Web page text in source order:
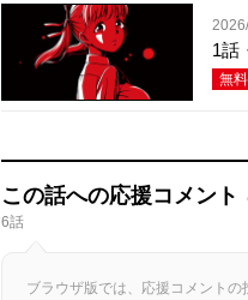
1話
無料
この話への応援コメント
6話
ブラウザ版では、応援コメント